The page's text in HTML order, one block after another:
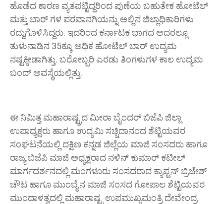
ಹೊಡೆದ ಕಾರಣ ವ್ಯತಪಟ್ಟಿದ್ದರಿಂದ ಪುಣೆಯ ಬಹುತೇಕ ಹೋಟೆಲ್
ಮತ್ತು ಬಾರ್ ಗಳ ಪರವಾನಗಿಯನ್ನು ಅಲ್ಲಿನ ಜಿಲ್ಲಾಧಿಕಾರಿಗಳು
ರದ್ದುಗೊಳಿಸಿದ್ದರು. ಇದರಿಂದ ಕರ್ನಾಟಕ ಭಾಗದ ಅದರಲ್ಲೂ
ತುಳುನಾಡಿನ 35ಕ್ಕೂ ಅಧಿಕ ಹೋಟೆಲ್ ಬಾರ್ ಉದ್ಯಮ
ನಷ್ಟಕ್ಕೀಡಾಗಿತ್ತು. ಬರೋಬ್ಬರಿ ಎರಡು ತಿಂಗಳುಗಳ ಕಾಲ ಉದ್ಯಮ
ಬಂದ್ ಅವಸ್ಥೆಯಲ್ಲಿತ್ತು.
ಈ ನಿಮಿತ್ತ ಮಹಾರಾಷ್ಟ್ರದ ಮೀರಾ ಬೈಂದರ್ ಬಿಜೆಪಿ ಜಿಲ್ಲಾ
ಉಪಾಧ್ಯಕ್ಷರು ಹಾಗೂ ಉದ್ಯಮಿ ಸಚ್ಚಿದಾನಂದ ಶೆಟ್ಟಿಯವರ
ಸಂಘಟನೆಯಲ್ಲಿ ದಕ್ಷಿಣ ಕನ್ನಡ ಜಿಲ್ಲೆಯ ಮಾಜಿ ಸಂಸದರು ಹಾಗೂ
ರಾಜ್ಯ ಬಿಜೆಪಿ ಮಾಜಿ ಅಧ್ಯಕ್ಷರಾದ ನಳಿನ್ ಕುಮಾರ್ ಕಟೀಲ್
ಮಾರ್ಗದರ್ಶನದಲ್ಲಿ ಮಂಗಳೂರು ಸಂಸದರಾದ ಕ್ಯಾಪ್ಟನ್ ಬ್ರಿಜೇಶ್
ಚೌಟ ಹಾಗೂ‌ ಮುಂಬೈನ ಮಾಜಿ ಸಂಸದ ಗೋಪಾಲ ಶೆಟ್ಟಿಯವರ
ಮುಂದಾಳತ್ವದಲ್ಲಿ ಮಹಾರಾಷ್ಟ್ರ ಉಪಮುಖ್ಯಮಂತ್ರಿ ದೇವೇಂದ್ರ